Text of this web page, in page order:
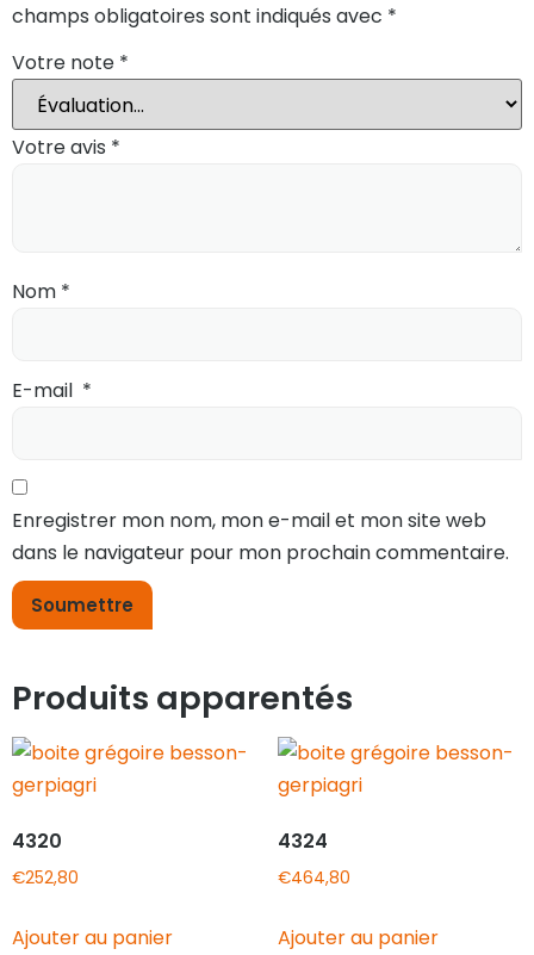
champs obligatoires sont indiqués avec *
Votre note *
Votre avis *
Nom *
E-mail *
Enregistrer mon nom, mon e-mail et mon site web
dans le navigateur pour mon prochain commentaire.
Produits apparentés
4320
€252,80
Ajouter au panier
4324
€464,80
Ajouter au panier